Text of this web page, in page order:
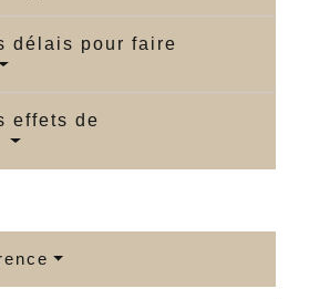
délais pour faire
effets de